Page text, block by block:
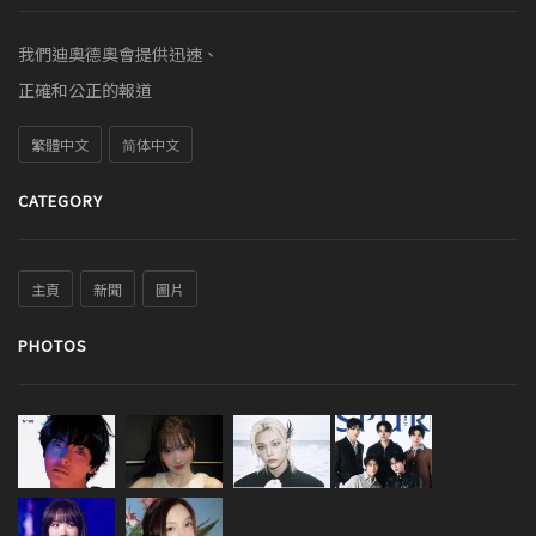
我們迪奧德奧會提供迅速、
正確和公正的報道
繁體中文 简体中文
CATEGORY
主頁 新聞 圖片
PHOTOS